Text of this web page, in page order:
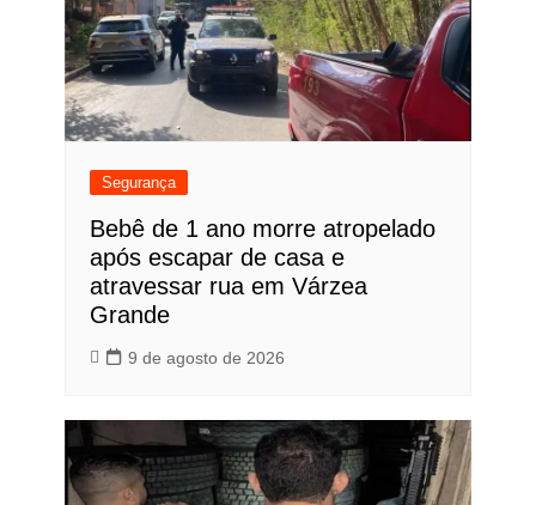
Segurança
Bebê de 1 ano morre atropelado
após escapar de casa e
atravessar rua em Várzea
Grande
9 de agosto de 2026